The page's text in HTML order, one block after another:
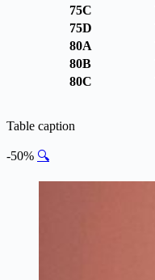
75C
75D
80A
80B
80C
Table caption
-50% 🔍